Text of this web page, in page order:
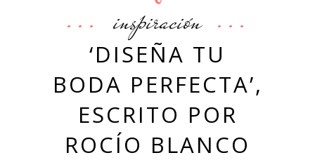
inspiración
‘DISEÑA TU
BODA PERFECTA’,
ESCRITO POR
ROCÍO BLANCO